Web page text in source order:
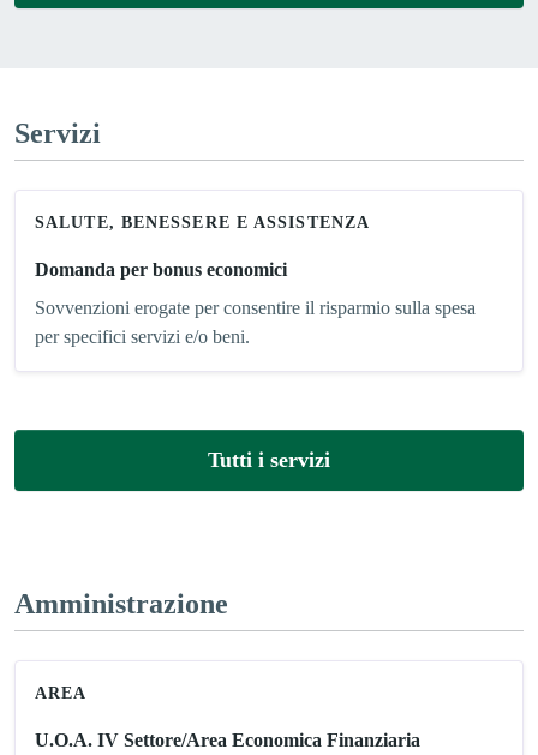
Servizi
SALUTE, BENESSERE E ASSISTENZA
Domanda per bonus economici
Sovvenzioni erogate per consentire il risparmio sulla spesa
per specifici servizi e/o beni.
Tutti i servizi
Amministrazione
AREA
U.O.A. IV Settore/Area Economica Finanziaria